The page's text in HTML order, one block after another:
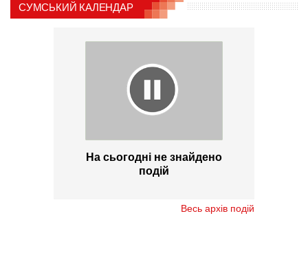
СУМСЬКИЙ КАЛЕНДАР
На сьогодні не знайдено
подій
Весь архів подій